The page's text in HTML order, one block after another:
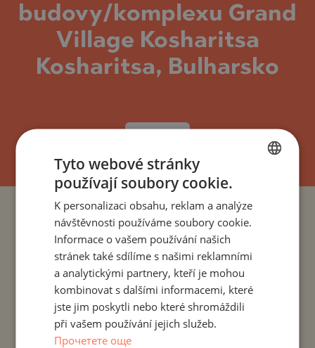
budovy/komplexu Grand
Village Kosharitsa
Kosharitsa, Bulharsko
PROJEKTY A NEMOVITOSTI PODLE ZEMÍ
PROJEKTY A NEMOVITOSTI PODLE OBYTNÉHO MÍSTA
PROJEKTY A NEMOVITOSTI PODLE TYPU NEMOVITOSTI
PROJEKTY A NEMOVITOSTI PODLE REGIONU
BULGARIAN
ENGLISH
GERMAN
FRENCH
POLISH
Tyto webové stránky
používají soubory cookie.
K personalizaci obsahu, reklam a analýze
návštěvnosti používáme soubory cookie.
Informace o vašem používání našich
stránek také sdílíme s našimi reklamními
a analytickými partnery, kteří je mohou
kombinovat s dalšími informacemi, které
jste jim poskytli nebo které shromáždili
při vašem používání jejich služeb.
Прочетете още